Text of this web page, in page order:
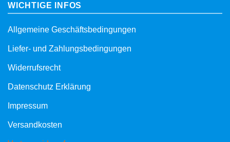
WICHTIGE INFOS
Allgemeine Geschäftsbedingungen
Liefer- und Zahlungsbedingungen
Widerrufsrecht
Datenschutz Erklärung
Impressum
Versandkosten